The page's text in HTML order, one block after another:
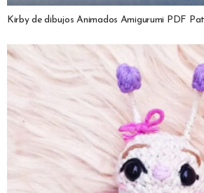
Kirby de dibujos Animados Amigurumi PDF